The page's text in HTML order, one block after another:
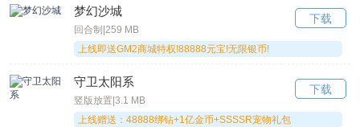
梦幻沙城
回合制|259 MB
上线即送GM2商城特权!88888元宝!无限银币!
下载
守卫太阳系
竖版放置|3.1 MB
上线赠送：48888绑钻+1亿金币+SSSSR宠物礼包
下载